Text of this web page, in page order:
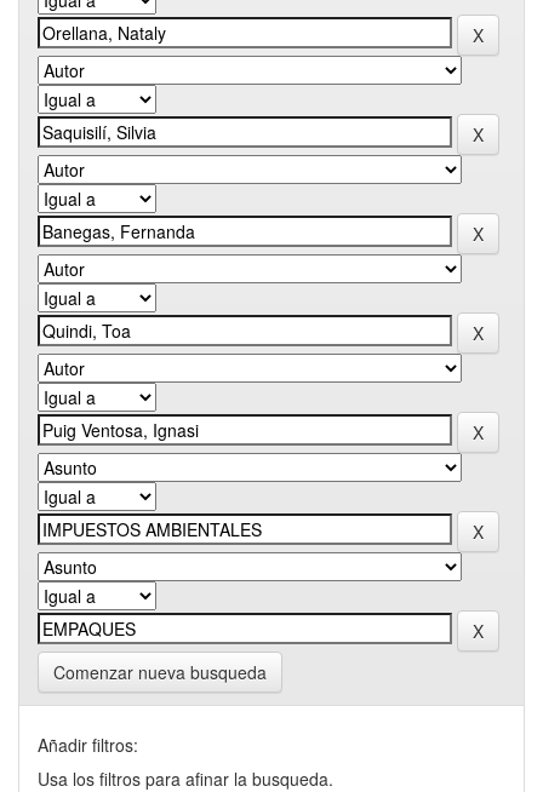
Comenzar nueva busqueda
Añadir filtros:
Usa los filtros para afinar la busqueda.